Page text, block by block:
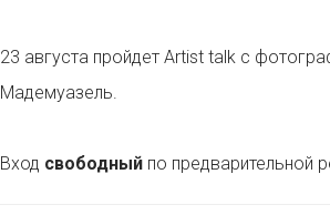
23 августа пройдет Artist talk c
Мадемуазель.
Вход свободный по предварительной